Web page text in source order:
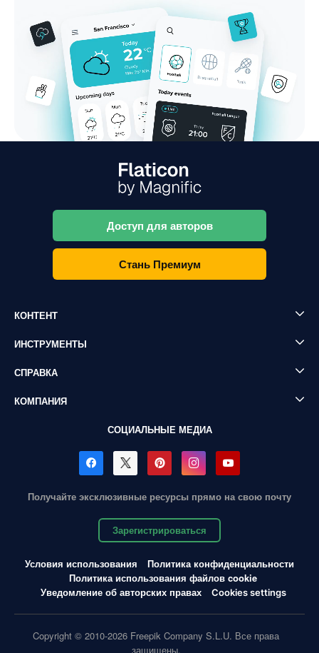
Доступ для авторов
Стань Премиум
КОНТЕНТ
ИНСТРУМЕНТЫ
СПРАВКА
КОМПАНИЯ
СОЦИАЛЬНЫЕ МЕДИА
Получайте эксклюзивные ресурсы прямо на свою почту
Зарегистрироваться
Условия использования
Политика конфиденциальности
Политика использования файлов cookie
Уведомление об авторских правах
Cookies settings
Copyright © 2010-2026 Freepik Company S.L.U. Все права
защищены.